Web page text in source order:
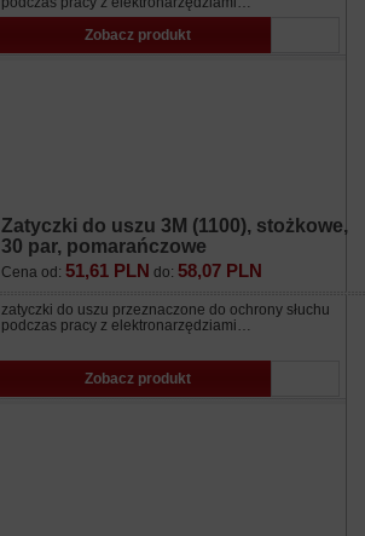
Zobacz produkt
Zatyczki do uszu 3M (1100), stożkowe,
30 par, pomarańczowe
Cena od: 51,61 PLN do: 58,07 PLN
zatyczki do uszu przeznaczone do ochrony słuchu
podczas pracy z elektronarzędziami…
Zobacz produkt